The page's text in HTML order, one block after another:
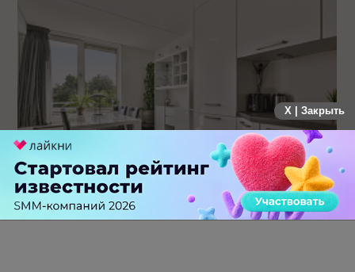
19 заявок за месяц: как производитель кухонь на заказ
протестировал Авито Рекламу в Самаре
X | Закрыть